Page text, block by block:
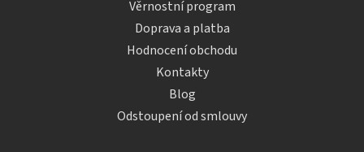
Věrnostní program
Doprava a platba
Hodnocení obchodu
Kontakty
Blog
Odstoupení od smlouvy